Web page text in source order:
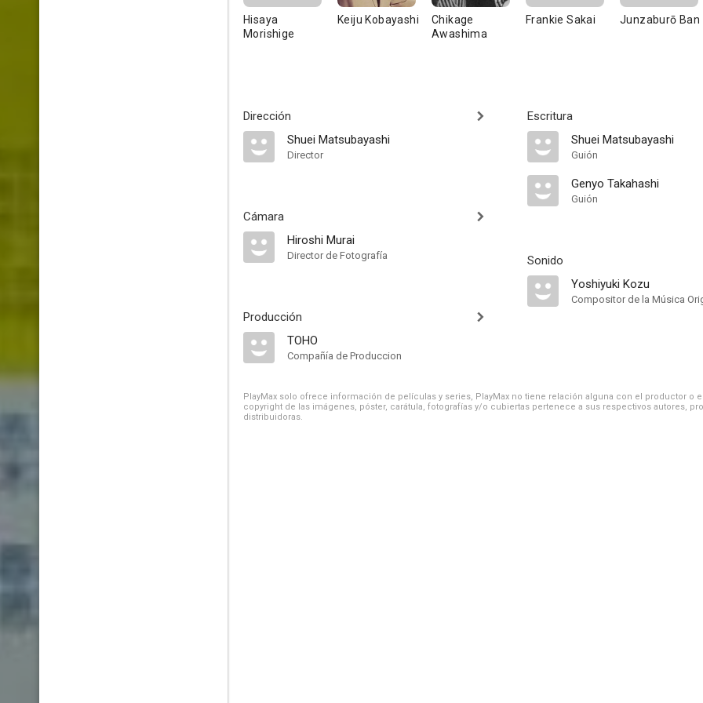
Hisaya
Morishige
Keiju Kobayashi
Chikage
Awashima
Frankie Sakai Junzaburō Ban
Dirección
Shuei Matsubayashi
Director
Cámara
Hiroshi Murai
Director de Fotografía
Producción
TOHO
Compañía de Produccion
Escritura
Shuei Matsubayashi
Guión
Genyo Takahashi
Guión
Sonido
Yoshiyuki Kozu
Compositor de la Música
PlayMax solo ofrece información de películas y series, PlayMax no tiene relación alguna con el productor o
copyright de las imágenes, póster, carátula, fotografías y/o cubiertas pertenece a sus respectivos autores,
distribuidoras.